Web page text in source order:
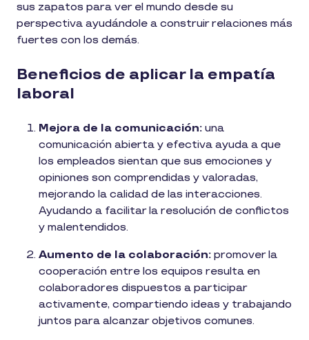
sus zapatos para ver el mundo desde su
perspectiva ayudándole a construir relaciones más
fuertes con los demás.
Beneficios de aplicar la empatía
laboral
Mejora de la comunicación: una
comunicación abierta y efectiva ayuda a que
los empleados sientan que sus emociones y
opiniones son comprendidas y valoradas,
mejorando la calidad de las interacciones.
Ayudando a facilitar la resolución de conflictos
y malentendidos.
Aumento de la colaboración: promover la
cooperación entre los equipos resulta en
colaboradores dispuestos a participar
activamente, compartiendo ideas y trabajando
juntos para alcanzar objetivos comunes.